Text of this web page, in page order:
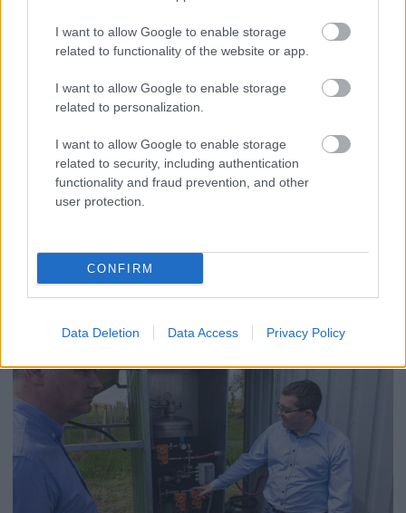
I want to allow Google to enable storage
related to functionality of the website or app.
I want to allow Google to enable storage
related to personalization.
I want to allow Google to enable storage
related to security, including authentication
functionality and fraud prevention, and other
user protection.
CONFIRM
Data Deletion Data Access Privacy Policy
2026.08.06. Kiss Lajos
Sok volt az igazolatlan hiányzás, Pócs János
fizetéslevonást kapott, más fideszesek még
kevesebbet vittek haza
igazolatlanul a szavazásokról, de még mindig olcsón
megúszta ahhoz...
JNSZ megyei hírek